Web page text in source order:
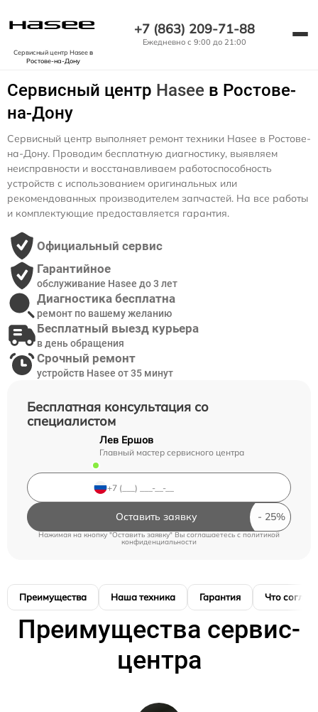
Сервисный центр Haseeв
Ростове-на-Дону
+7 (863) 209-71-88
Ежедневно с 9:00 до 21:00
Сервисный центр Hasee в Ростове-
на-Дону
Бесплатная консультация со
специалистом
Лев Ершов
Главный мастер сервисного центра
Оставить заявку
Нажимая на кнопку "Оставить заявку" Вы соглашаетесь cполитикой
конфиденциальности
Сервисный центр выполняет ремонт техники Hasee в Ростове-
на-Дону. Проводим бесплатную диагностику, выявляем
неисправности и восстанавливаем работоспособность
устройств с использованием оригинальных или
рекомендованных производителем запчастей. На все работы
и комплектующие предоставляется гарантия.
Официальный сервис
Гарантийное
обслуживание Hasee до 3 лет
Диагностика бесплатна
ремонт по вашему желанию
Бесплатный выезд курьера
в день обращения
Срочный ремонт
устройств Hasee от 35 минут
Преимущества Наша техника Гарантия Что
Преимущества сервис-
центра